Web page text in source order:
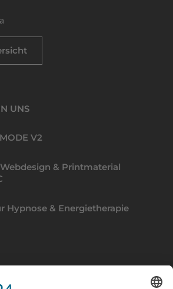
UNS
V2
& Printmaterial
Hypnose & Energietherapie